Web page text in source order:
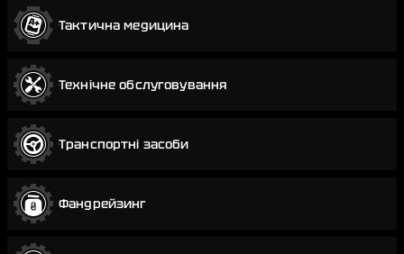
Тактична медицина
Технічне обслуговування
Транспортні засоби
Фандрейзинг